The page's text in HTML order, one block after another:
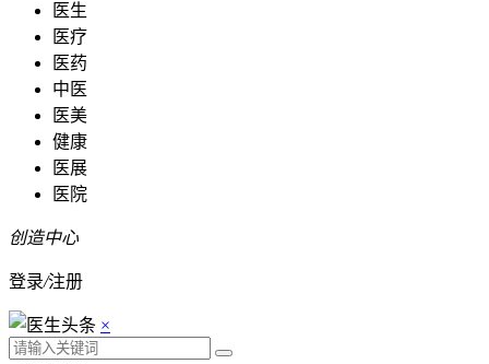
医生
医疗
医药
中医
医美
健康
医展
医院
创造中心
登录/注册
×